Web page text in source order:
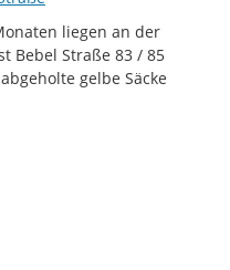
liegen an der
Bebel Straße 83 / 85
gelbe Säcke